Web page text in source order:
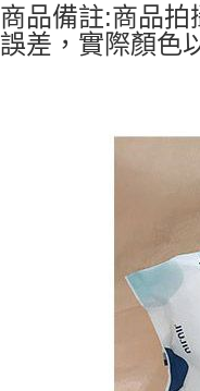
商品備註:商品
誤差，實際顏色